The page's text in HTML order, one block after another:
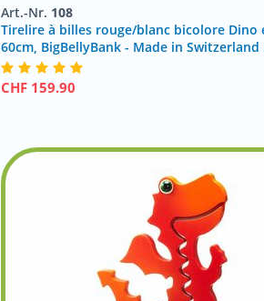
Art.-Nr. 108
Tirelire à billes rouge/blanc bicolore Dino
60cm, BigBellyBank - Made in Switzerland
CHF 159.90